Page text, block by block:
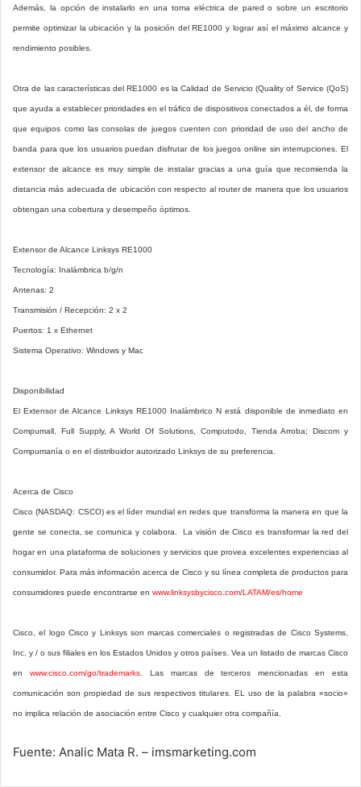
Además, la opción de instalarlo en una toma eléctrica de pared o sobre un escritorio
permite optimizar la ubicación y la posición del RE1000 y lograr así el máximo alcance y
rendimiento posibles.
Otra de las características del RE1000 es la Calidad de Servicio (Quality of Service (QoS)
que ayuda a establecer prioridades en el tráfico de dispositivos conectados a él, de forma
que equipos como las consolas de juegos cuenten con prioridad de uso del ancho de
banda para que los usuarios puedan disfrutar de los juegos online sin interrupciones. El
extensor de alcance es muy simple de instalar gracias a una guía que recomienda la
distancia más adecuada de ubicación con respecto al router de manera que los usuarios
obtengan una cobertura y desempeño óptimos.
Extensor de Alcance Linksys RE1000
Tecnología: Inalámbrica b/g/n
Antenas: 2
Transmisión / Recepción: 2 x 2
Puertos: 1 x Ethernet
Sistema Operativo: Windows y Mac
Disponibilidad
El Extensor de Alcance Linksys RE1000 Inalámbrico N está disponible de inmediato en
Compumall, Full Supply, A World Of Solutions, Computodo, Tienda Arroba; Discom y
Compumanía o en el distribuidor autorizado Linksys de su preferencia.
Acerca de Cisco
Cisco (NASDAQ: CSCO) es el líder mundial en redes que transforma la manera en que la
gente se conecta, se comunica y colabora. La visión de Cisco es transformar la red del
hogar en una plataforma de soluciones y servicios que provea excelentes experiencias al
consumidor. Para más información acerca de Cisco y su línea completa de productos para
consumidores puede encontrarse en www.linksysbycisco.com/LATAM/es/home
Cisco, el logo Cisco y Linksys son marcas comerciales o registradas de Cisco Systems,
Inc. y / o sus filiales en los Estados Unidos y otros países. Vea un listado de marcas Cisco
en www.cisco.com/go/trademarks. Las marcas de terceros mencionadas en esta
comunicación son propiedad de sus respectivos titulares. EL uso de la palabra «socio»
no implica relación de asociación entre Cisco y cualquier otra compañía.
Fuente: Analic Mata R. – imsmarketing.com